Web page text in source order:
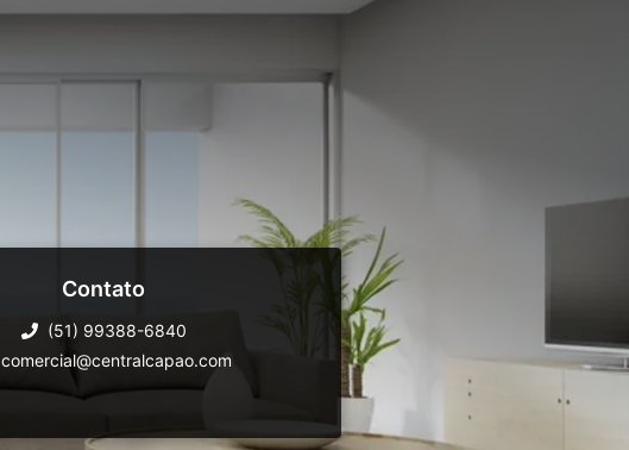
Contato
(51) 99388-6840
comercial@centralcapao.com